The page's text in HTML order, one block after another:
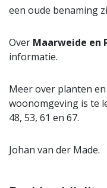
een oude benaming
Over Maarweide en
informatie.
Meer over planten
woonomgeving is te
48, 53, 61 en 67.
Johan van der Made.